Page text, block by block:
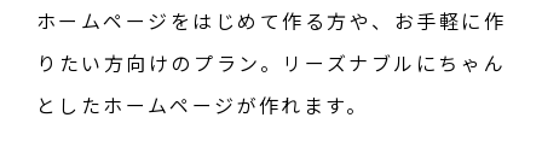
ホームページをはじめて作る方や、お手軽に作
りたい方向けのプラン。リーズナブルにちゃん
としたホームページが作れます。